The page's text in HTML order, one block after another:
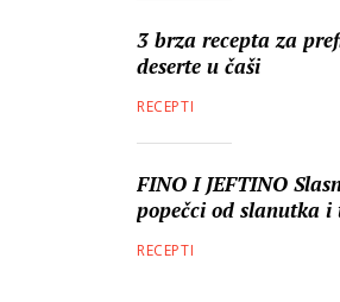
3 brza recepta za
deserte u čaši
RECEPTI
FINO I JEFTINO
popečci od slanutka i
RECEPTI